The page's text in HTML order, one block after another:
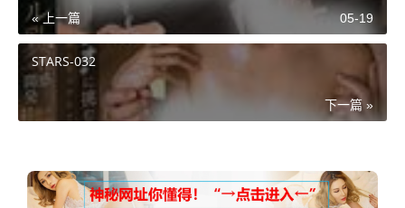
« 上一篇 05-19
STARS-032
下一篇 »